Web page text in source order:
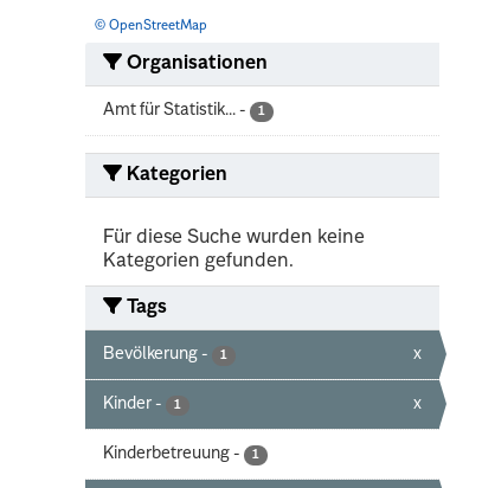
© OpenStreetMap
Organisationen
Amt für Statistik... - 1
Kategorien
Für diese Suche wurden keine
Kategorien gefunden.
Tags
Bevölkerung - 1 x
Kinder - 1 x
Kinderbetreuung - 1